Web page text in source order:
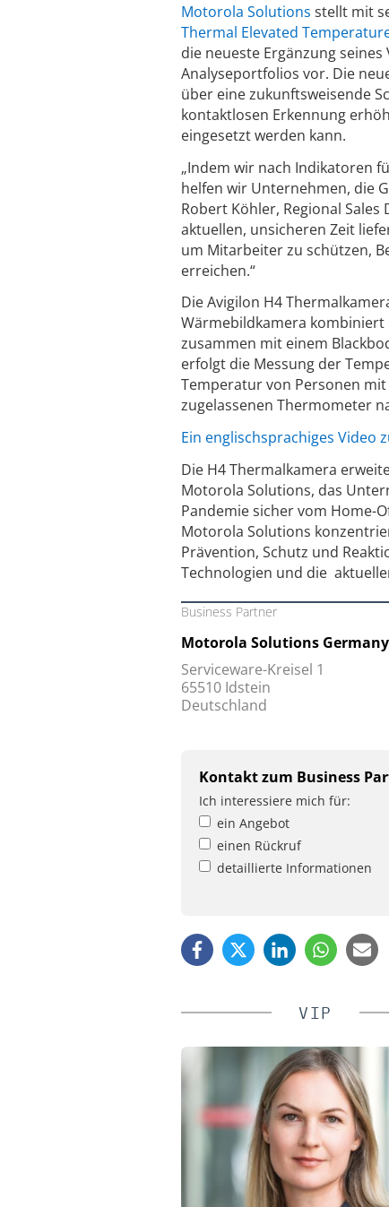
Motorola Solutions stellt mit
Thermal Elevated
die neueste Ergänzung
Analyseportfolios vor. Die
über eine zukunftsweisende
kontaktlosen Erkennung
eingesetzt werden kann.
„Indem wir nach Indikatoren
helfen wir Unternehmen, die
Robert Köhler, Regional
aktuellen, unsicheren Zeit
um Mitarbeiter zu schützen,
erreichen.“
Die Avigilon H4
Wärmebildkamera
zusammen mit einem
erfolgt die Messung der
Temperatur von Personen
zugelassenen Thermometer
Ein englischsprachiges Video
Die H4 Thermalkamera
Motorola Solutions, das
Pandemie sicher vom Home-
Motorola Solutions
Prävention, Schutz und
Technologien und die
Business Partner
Motorola Solutions
Serviceware-Kreisel 1
65510 Idstein
Deutschland
Kontakt zum Business
Ich interessiere mich für:
ein Angebot
einen Rückruf
detaillierte Informationen
VIP